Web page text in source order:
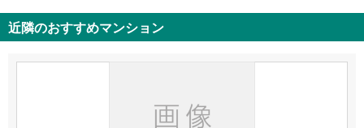
近隣のおすすめマンション